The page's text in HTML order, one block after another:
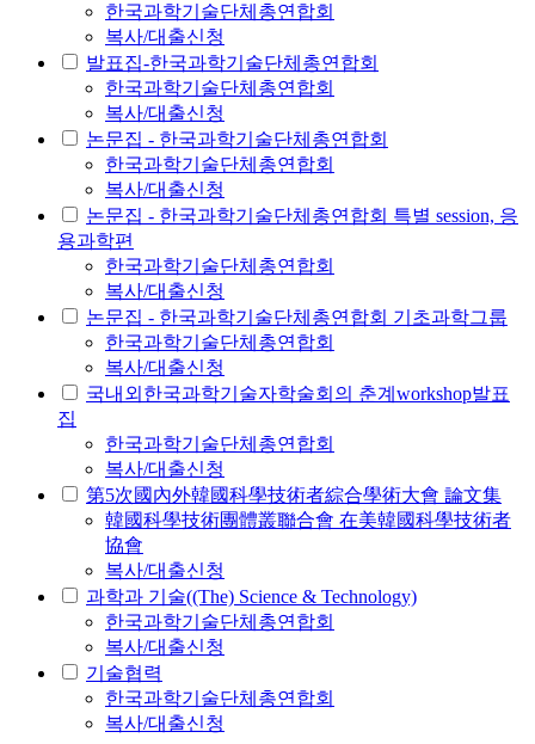
한국과학기술단체총연합회
복사/대출신청
발표집-한국과학기술단체총연합회
한국과학기술단체총연합회
복사/대출신청
논문집 - 한국과학기술단체총연합회
한국과학기술단체총연합회
복사/대출신청
논문집 - 한국과학기술단체총연합회 특별 session, 응
용과학편
한국과학기술단체총연합회
복사/대출신청
논문집 - 한국과학기술단체총연합회 기초과학그룹
한국과학기술단체총연합회
복사/대출신청
국내외한국과학기술자학술회의 춘계workshop발표
집
한국과학기술단체총연합회
복사/대출신청
第5次國內外韓國科學技術者綜合學術大會 論文集
韓國科學技術團體叢聯合會 在美韓國科學技術者
協會
복사/대출신청
과학과 기술((The) Science & Technology)
한국과학기술단체총연합회
복사/대출신청
기술협력
한국과학기술단체총연합회
복사/대출신청